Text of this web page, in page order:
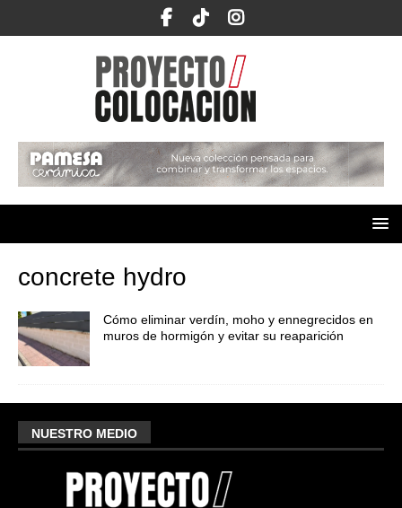
concrete hydro
Cómo eliminar verdín, moho y ennegrecidos en
muros de hormigón y evitar su reaparición
NUESTRO MEDIO